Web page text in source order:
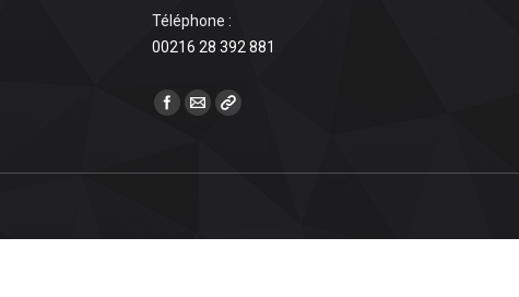
Téléphone :
00216 28 392 881
Find us on: